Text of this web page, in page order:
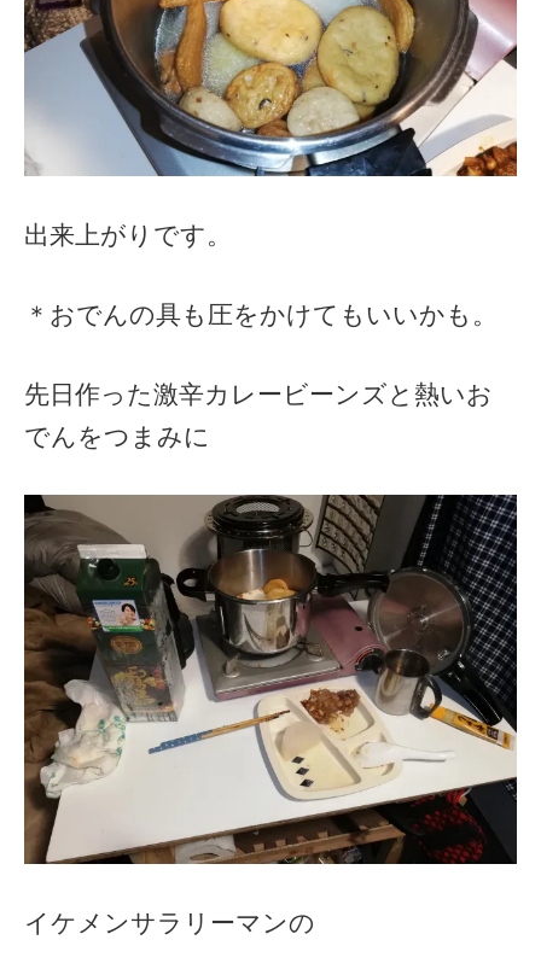
出来上がりです。
＊おでんの具も圧をかけてもいいかも。
先日作った激辛カレービーンズと熱いお
でんをつまみに
イケメンサラリーマンの